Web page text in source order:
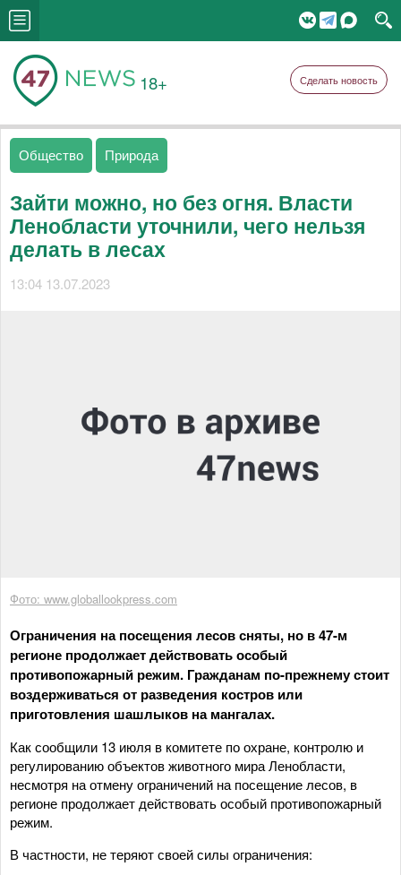
18+ Сделать новость
Общество Природа
Зайти можно, но без огня. Власти
Ленобласти уточнили, чего нельзя
делать в лесах
13:04 13.07.2023
Фото: www.globallookpress.com
Ограничения на посещения лесов сняты, но в 47-м
регионе продолжает действовать особый
противопожарный режим. Гражданам по-прежнему стоит
воздерживаться от разведения костров или
приготовления шашлыков на мангалах.
Как сообщили 13 июля в комитете по охране, контролю и
регулированию объектов животного мира Ленобласти,
несмотря на отмену ограничений на посещение лесов, в
регионе продолжает действовать особый противопожарный
режим.
В частности, не теряют своей силы ограничения: